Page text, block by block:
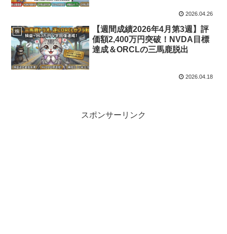
2026.04.26
株
【週間成績2026年4月第3週】評
価額2,400万円突破！NVDA目標
達成＆ORCLの三馬鹿脱出
2026.04.18
スポンサーリンク